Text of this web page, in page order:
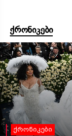
ქრონიკები
ქრონიკები